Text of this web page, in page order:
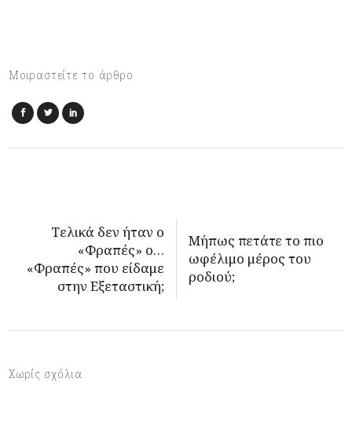
Μοιραστείτε το άρθρο
Tελικά δεν ήταν ο
«Φραπές» ο…
«Φραπές» που είδαμε
στην Εξεταστική;
Μήπως πετάτε το πιο
ωφέλιμο μέρος του
ροδιού;
Χωρίς σχόλια